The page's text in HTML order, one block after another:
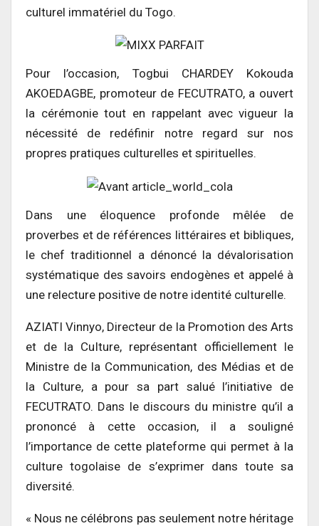
culturel immatériel du Togo.
Pour l’occasion, Togbui CHARDEY Kokouda
AKOEDAGBE, promoteur de FECUTRATO, a ouvert
la cérémonie tout en rappelant avec vigueur la
nécessité de redéfinir notre regard sur nos
propres pratiques culturelles et spirituelles.
Dans une éloquence profonde mêlée de
proverbes et de références littéraires et bibliques,
le chef traditionnel a dénoncé la dévalorisation
systématique des savoirs endogènes et appelé à
une relecture positive de notre identité culturelle.
AZIATI Vinnyo, Directeur de la Promotion des Arts
et de la Culture, représentant officiellement le
Ministre de la Communication, des Médias et de
la Culture, a pour sa part salué l’initiative de
FECUTRATO. Dans le discours du ministre qu’il a
prononcé à cette occasion, il a souligné
l’importance de cette plateforme qui permet à la
culture togolaise de s’exprimer dans toute sa
diversité.
« Nous ne célébrons pas seulement notre héritage